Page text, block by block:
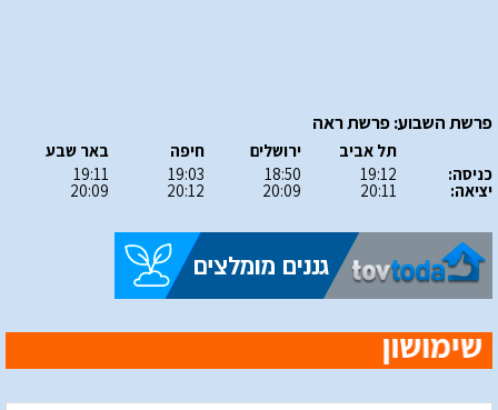
פרשת השבוע: פרשת ראה
כניסה:
יציאה:
תל אביב
19:12
20:11
ירושלים
18:50
20:09
חיפה
19:03
20:12
באר שבע
19:11
20:09